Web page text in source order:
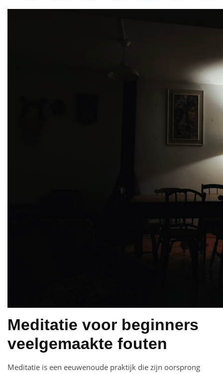
Meditatie voor beginners
veelgemaakte fouten
Meditatie is een eeuwenoude praktijk die zijn oorsprong